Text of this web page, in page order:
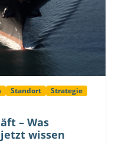
Standort
Strategie
– Was
wissen